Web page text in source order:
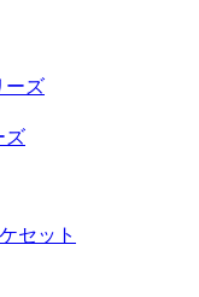
ーズ
ズ
セット